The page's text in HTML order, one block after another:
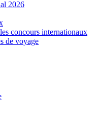
2026
concours internationaux
de voyage